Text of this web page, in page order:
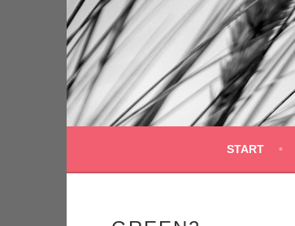
Springe
zum
Inhalt
START